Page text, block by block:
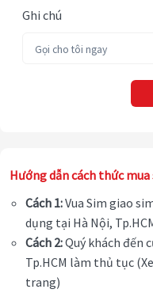
Ghi chú
Hướng dẫn cách thức
Cách 1:Vua Sim giao
dụng tại Hà Nội,
Cách 2:Quý khách đến
Tp.HCM làm thủ tục
trang)